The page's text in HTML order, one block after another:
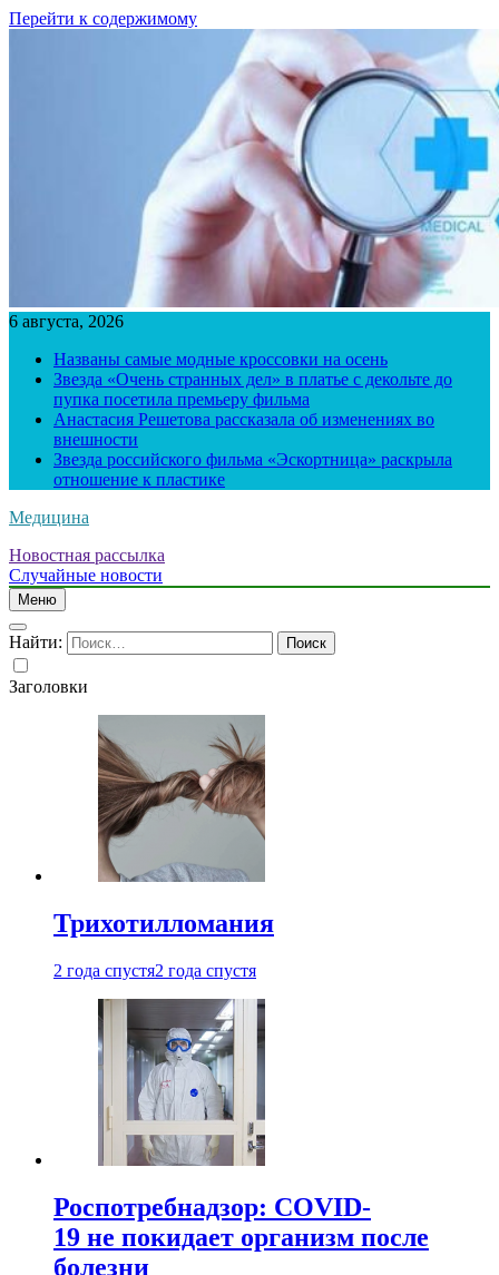
Перейти к содержимому
6 августа, 2026
Названы самые модные кроссовки на осень
Звезда «Очень странных дел» в платье с декольте до
пупка посетила премьеру фильма
Анастасия Решетова рассказала об изменениях во
внешности
Звезда российского фильма «Эскортница» раскрыла
отношение к пластике
Медицина
Новостная рассылка
Случайные новости
Меню
Найти:
Заголовки
Трихотилломания
2 года спустя2 года спустя
Роспотребнадзор: COVID-
19 не покидает организм после
болезни